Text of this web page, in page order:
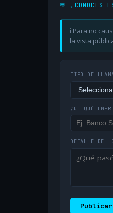
💬 ¿CONOCES
ℹ️ Para no
la vista
TIPO DE
¿DE QUÉ
DETALLE DEL